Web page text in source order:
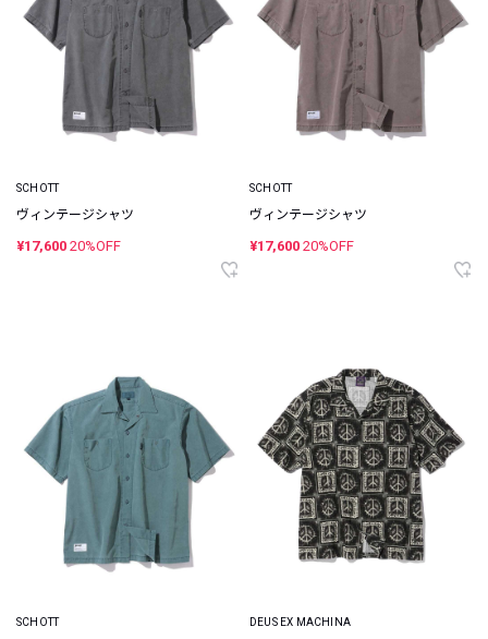
SCHOTT
ヴィンテージシャツ
¥17,600 20%OFF
SCHOTT
ヴィンテージシャツ
¥17,600 20%OFF
SCHOTT DEUS EX MACHINA